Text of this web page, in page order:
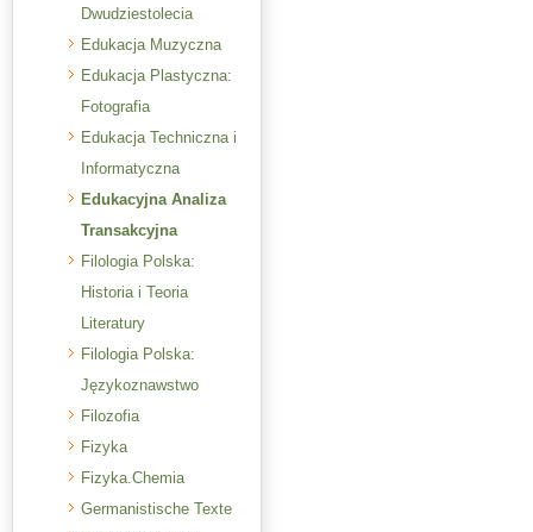
Dwudziestolecia
Edukacja Muzyczna
Edukacja Plastyczna:
Fotografia
Edukacja Techniczna i
Informatyczna
Edukacyjna Analiza
Transakcyjna
Filologia Polska:
Historia i Teoria
Literatury
Filologia Polska:
Językoznawstwo
Filozofia
Fizyka
Fizyka.Chemia
Germanistische Texte